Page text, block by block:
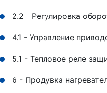
2.2 - Регулировка
4.1 - Управление
5.1 - Тепловое реле
6 - Продувка